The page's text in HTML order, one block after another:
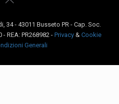
34 - 43011 Busseto PR - Cap. Soc.
- REA: PR268982 - Privacy& Cookie
Generali